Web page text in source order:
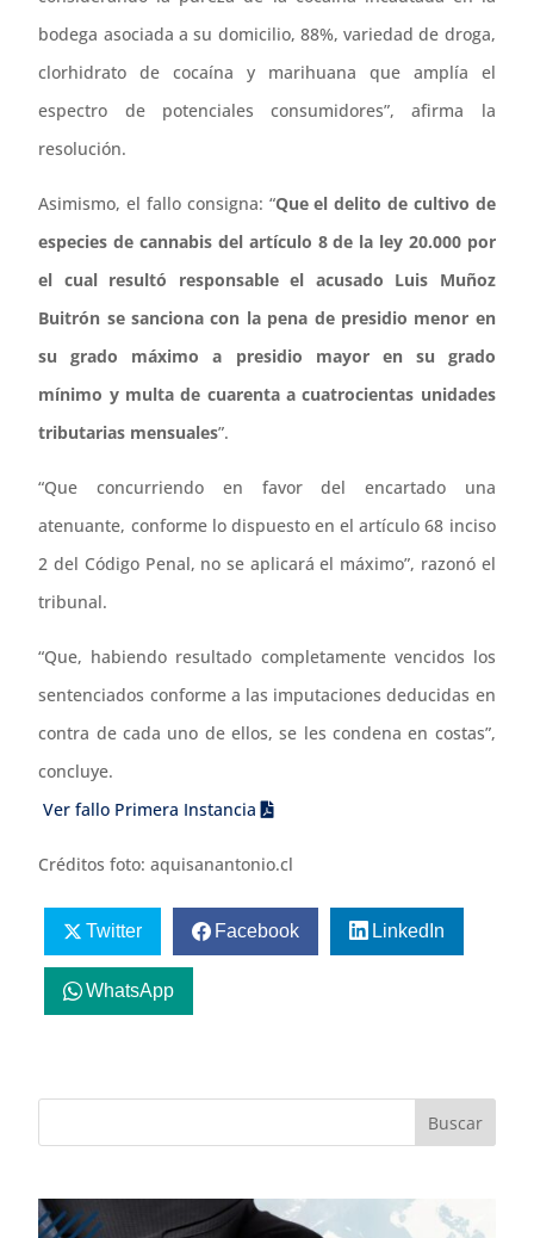
bodega asociada a su domicilio, 88%, variedad de droga,
clorhidrato de cocaína y marihuana que amplía el
espectro de potenciales consumidores”, afirma la
resolución.
Asimismo, el fallo consigna: “Que el delito de cultivo de
especies de cannabis del artículo 8 de la ley 20.000 por
el cual resultó responsable el acusado Luis Muñoz
Buitrón se sanciona con la pena de presidio menor en
su grado máximo a presidio mayor en su grado
mínimo y multa de cuarenta a cuatrocientas unidades
tributarias mensuales”.
“Que concurriendo en favor del encartado una
atenuante, conforme lo dispuesto en el artículo 68 inciso
2 del Código Penal, no se aplicará el máximo”, razonó el
tribunal.
“Que, habiendo resultado completamente vencidos los
sentenciados conforme a las imputaciones deducidas en
contra de cada uno de ellos, se les condena en costas”,
concluye.
Ver fallo Primera Instancia
Créditos foto: aquisanantonio.cl
Twitter Facebook LinkedIn
WhatsApp